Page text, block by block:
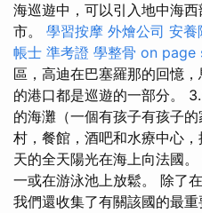
海巡遊中，可以引入地中海
市。 學習按摩 外燴公司 安養
帳士 準考證 學整骨 on page
區，高迪在巴塞羅那的回憶
的港口都是巡遊的一部分。
的海灘（一個有孩子有孩子
村，餐館，酒吧和水療中心
天的全天陽光在海上向法國
一或在游泳池上放鬆。 除了
我們還收集了有關該國的最